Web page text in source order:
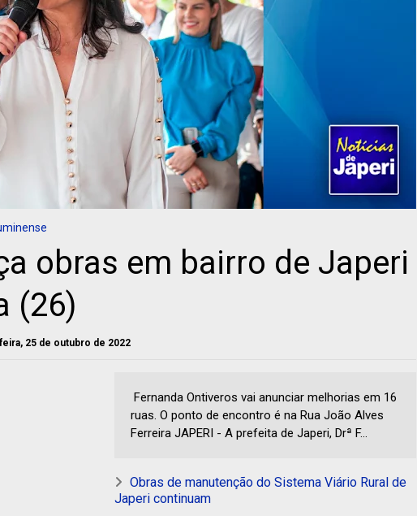
obras em bairro de Japeri
(26)
25 de outubro de 2022
Fernanda Ontiveros vai anunciar melhorias em 16
ruas. O ponto de encontro é na Rua João Alves
Ferreira JAPERI - A prefeita de Japeri, Drª F...
Obras de manutenção do Sistema Viário Rural de
Japeri continuam